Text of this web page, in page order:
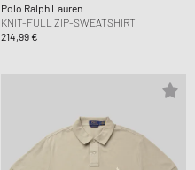
Polo Ralph Lauren
KNIT-FULL ZIP-SWEATSHIRT
214,99 €